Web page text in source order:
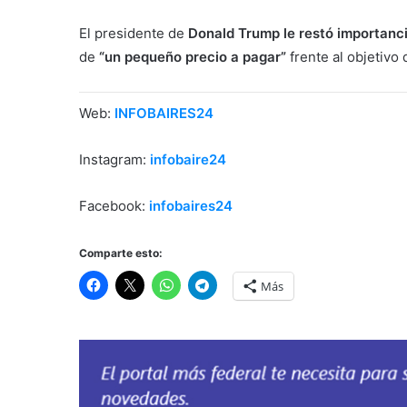
El presidente de Donald Trump le restó
de “un pequeño precio a pagar” frente al objetivo
Web: INFOBAIRES24
Instagram: infobaire24
Facebook: infobaires24
Comparte esto:
Más